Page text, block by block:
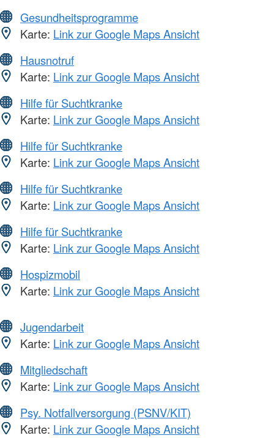
Gesundheitsprogramme
Karte: Link zur Google Maps Ansicht
Hausnotruf
Karte: Link zur Google Maps Ansicht
Hilfe für Suchtkranke
Karte: Link zur Google Maps Ansicht
Hilfe für Suchtkranke
Karte: Link zur Google Maps Ansicht
Hilfe für Suchtkranke
Karte: Link zur Google Maps Ansicht
Hilfe für Suchtkranke
Karte: Link zur Google Maps Ansicht
Hospizmobil
Karte: Link zur Google Maps Ansicht
Jugendarbeit
Karte: Link zur Google Maps Ansicht
Mitgliedschaft
Karte: Link zur Google Maps Ansicht
Psy. Notfallversorgung (PSNV/KIT)
Karte: Link zur Google Maps Ansicht